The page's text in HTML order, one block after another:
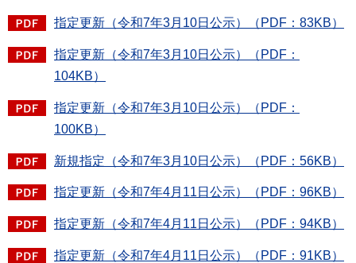
指定更新（令和7年3月10日公示）（PDF：83KB）
指定更新（令和7年3月10日公示）（PDF：
104KB）
指定更新（令和7年3月10日公示）（PDF：
100KB）
新規指定（令和7年3月10日公示）（PDF：56KB）
指定更新（令和7年4月11日公示）（PDF：96KB）
指定更新（令和7年4月11日公示）（PDF：94KB）
指定更新（令和7年4月11日公示）（PDF：91KB）